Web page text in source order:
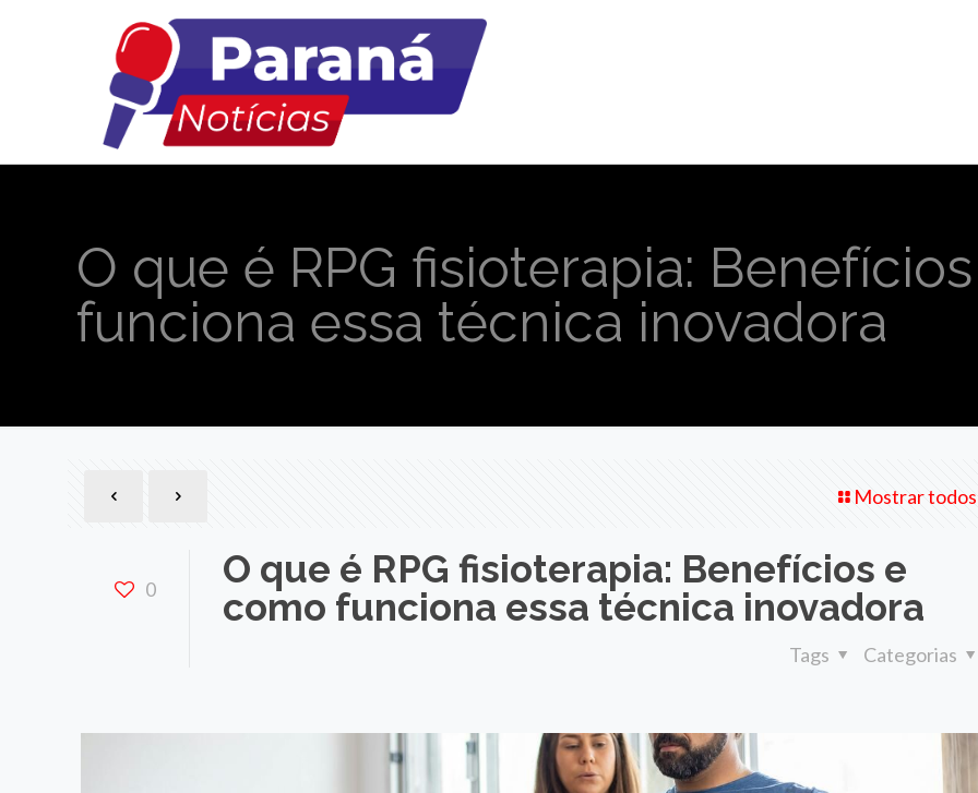
O que é RPG fisioterapia:
funciona essa técnica inovadora
Mostrar todos
0
O que é RPG fisioterapia: Benefícios e
como funciona essa técnica inovadora
Categorias
Tags